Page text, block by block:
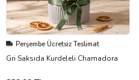
Perşembe Ücretsiz Teslimat
Gri Saksıda Kurdeleli Chamadora